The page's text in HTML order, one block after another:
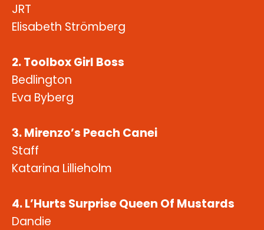
JRT
Elisabeth Strömberg
2. Toolbox Girl Boss
Bedlington
Eva Byberg
3. Mirenzo’s Peach Canei
Staff
Katarina Lillieholm
4. L’Hurts Surprise Queen Of Mustards
Dandie